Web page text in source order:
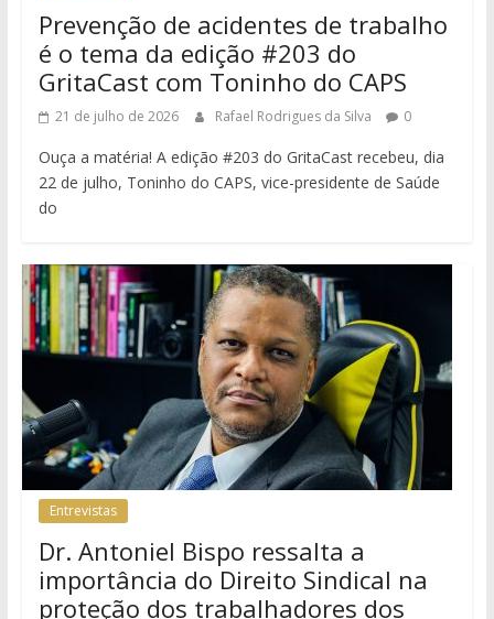
Prevenção de acidentes de trabalho
é o tema da edição #203 do
GritaCast com Toninho do CAPS
21 de julho de 2026 Rafael Rodrigues da Silva 0
Ouça a matéria! A edição #203 do GritaCast recebeu, dia
22 de julho, Toninho do CAPS, vice-presidente de Saúde
do
Entrevistas
Dr. Antoniel Bispo ressalta a
importância do Direito Sindical na
proteção dos trabalhadores dos